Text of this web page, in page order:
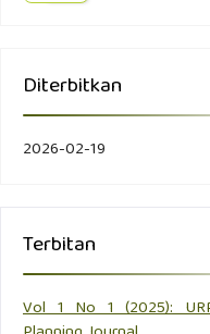
Diterbitkan
2026-02-19
Terbitan
Vol 1 No 1 (2025):